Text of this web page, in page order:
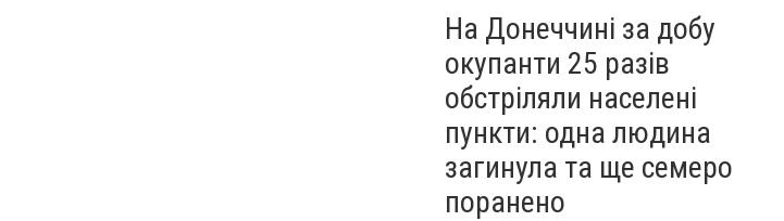
На Донеччині за добу
окупанти 25 разів
обстріляли населені
пункти: одна людина
загинула та ще семеро
поранено